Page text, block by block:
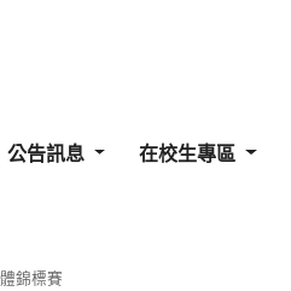
公告訊息 在校生專區
錦標賽